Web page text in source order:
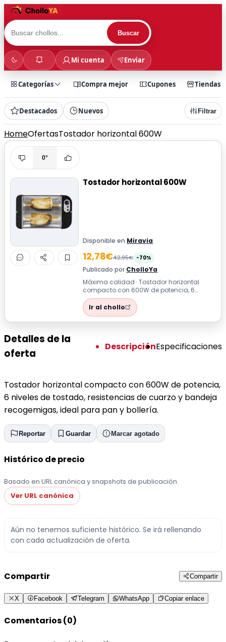
Buscar
Mi cuenta Enviar
Categorías Compra mejor Cupones Tiendas
Destacados Nuevos Filtrar
HomeOfertasTostador horizontal 600W
0°
Tostador horizontal 600W
Disponible en Miravia
12,78€42,95€ -70%
Publicado por CholloYa
Máxima calidad · Tostador horizontal
compacto con 600W de potencia, 6
niveles de tostado, resistencias de cuarzo
y ba...
Ir al chollo
Detalles de la
oferta
DescripciónEspecificaciones
Tostador horizontal compacto con 600W de potencia,
6 niveles de tostado, resistencias de cuarzo y bandeja
recogemigas, ideal para pan y bollería.
Reportar Guardar Marcar agotado
Histórico de precio
Basado en URL canónica y snapshots de publicación.
Ver URL canónica
Aún no tenemos suficiente histórico. Se irá rellenando
con cada actualización de oferta.
Compartir Compartir
X Facebook Telegram WhatsApp Copiar enlace
Comentarios (0)